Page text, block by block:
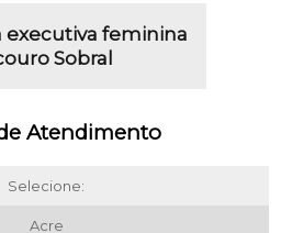
executiva feminina
Sobral
Atendimento
Selecione:
Acre